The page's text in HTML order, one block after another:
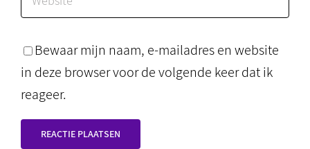
Bewaar mijn naam, e-mailadres en website
in deze browser voor de volgende keer dat ik
reageer.